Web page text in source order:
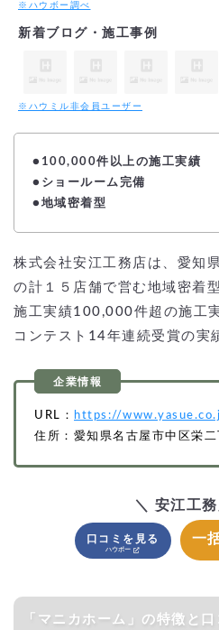
※ハウボー調べ
新着ブログ・施工事例
※ハウミル非会員ユーザー
●100,000件以上の施工実績
●ショールーム完備
●地域密着型
株式会社安江工務店は、愛知
の計１５店舗で営む地域密着
施工実績100,000件超の施工
コンテスト14年連続受賞の実
URL：
https://
住所：愛知県名古屋市中区栄
＼ 安江工
口コミを見る 一
「マニカホーム」の特徴と